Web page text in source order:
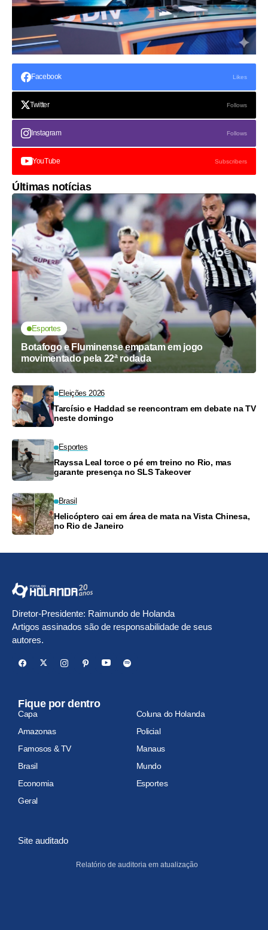
Facebook Likes
Twitter Follows
Instagram Follows
YouTube Subscribers
Últimas notícias
Esportes
Botafogo e Fluminense empatam em jogo
movimentado pela 22ª rodada
Eleições 2026
Tarcísio e Haddad se reencontram em debate na TV
neste domingo
Esportes
Rayssa Leal torce o pé em treino no Rio, mas
garante presença no SLS Takeover
Brasil
Helicóptero cai em área de mata na Vista Chinesa,
no Rio de Janeiro
Diretor-Presidente: Raimundo de Holanda
Artigos assinados são de responsabilidade de seus
autores.
Fique por dentro
Capa
Coluna do Holanda
Amazonas
Policial
Famosos & TV
Manaus
Brasil
Mundo
Economia
Esportes
Geral
Site auditado
Relatório de auditoria em atualização